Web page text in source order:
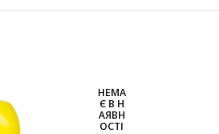
НЕМА
Є В Н
АЯВН
ОСТІ